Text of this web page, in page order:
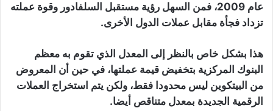
عام 2009، فمن السهل رؤية مستقبل السلفادور وقوة عملته
تزداد فجأة مقابل عملات الدول الأخرى.
هذا بشكل خاص بالنظر إلى المعدل الذي تقوم به معظم
البنوك المركزية بتخفيض قيمة عملتها، في حين أن المعروض
من البيتكوين ليس محدودا فقط، ولكن يتم استخراج العملات
الرقمية الجديدة بمعدل متناقص أيضا.